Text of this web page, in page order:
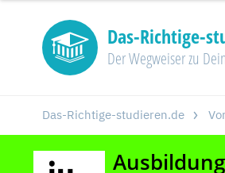
Das-Richtige-
Der Wegweiser zu
Das-Richtige-studieren.de